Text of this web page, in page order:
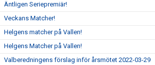
Äntligen Seriepremiär!
Veckans Matcher!
Helgens matcher på Vallen!
Helgens Matcher på Vallen!
Valberedningens förslag inför årsmötet 2022-03-29